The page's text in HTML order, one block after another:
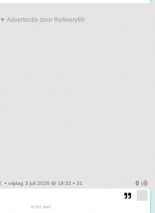
▼ Advertentie door Refinery89
• vrijdag 3 juli 2026 @ 19:32 • 31
'echt wel'